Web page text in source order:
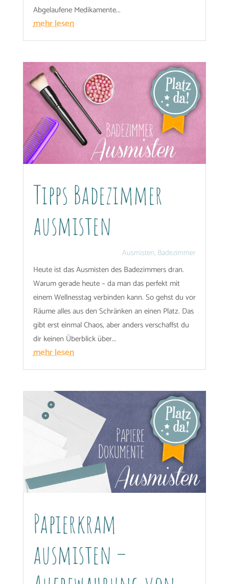
Abgelaufene Medikamente...
mehr lesen
Tipps Badezimmer
ausmisten
Ausmisten, Badezimmer
Heute ist das Ausmisten des Badezimmers dran.
Warum gerade heute – da man das perfekt mit
einem Wellnesstag verbinden kann. So gehst du vor
Räume alles aus den Schränken an einen Platz. Das
gibt erst einmal Chaos, aber anders verschaffst du
dir keinen Überblick über...
mehr lesen
Papierkram
ausmisten –